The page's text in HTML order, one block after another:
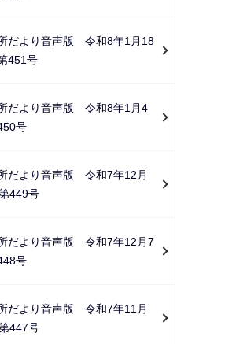
だより音声版 令和8年1月18
451号
だより音声版 令和8年1月4
号
だより音声版 令和7年12月
449号
だより音声版 令和7年12月7
号
だより音声版 令和7年11月
447号